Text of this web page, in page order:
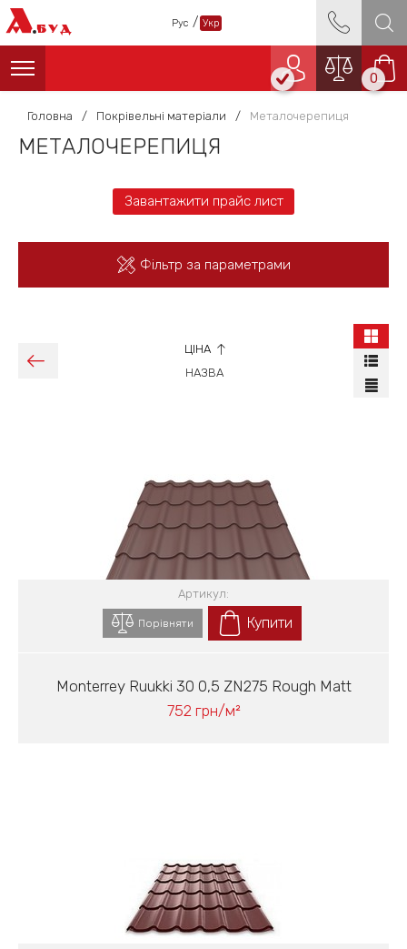
АБУД Рус / Укр
0
Головна / Покрівельні матеріали / Металочерепиця
МЕТАЛОЧЕРЕПИЦЯ
Завантажити прайс лист
Фільтр за параметрами
ЦІНА
НАЗВА
Monterrey Ruukki 30 0,5 ZN275 Rough Matt
752 грн/м²
Артикул:
Порівняти Купити